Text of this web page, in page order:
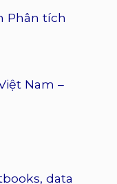
Phân tích
Nam –
data